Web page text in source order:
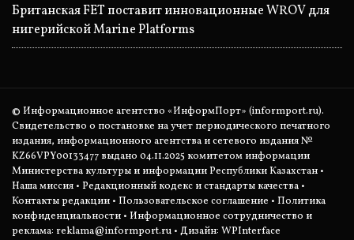
Британская FET поставит инновационные WROV для
нигерийской Marine Platforms
© Информационное агентство «ИнформПорт» (informport.ru).
Свидетельство о постановке на учет периодического печатного
издания, информационного агентства и сетевого издания №
KZ66VPY00133477 выдано 04.11.2025 комитетом информации
Министерства культуры и информации Республики Казахстан •
Наша миссия • Редакционный кодекс и стандарты качества •
Контакты редакции • Пользовательское соглашение • Политика
конфиденциальности • Информационное сотрудничество и
реклама: reklama@informport.ru • Дизайн: WPInterface